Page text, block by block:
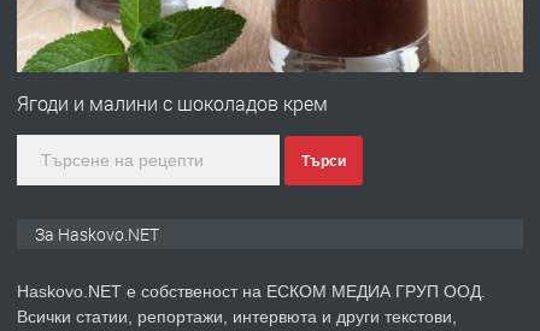
ПРЕДЛАГА
№4120 Магазин/Офис под наем в кв.
Любен Каравелов, Хасково-близо до
градската градина!
ПРЕДЛАГА
ПРОСТОРЕН ТРИСТАЕН
преди 3 дни
Ягоди и малини с шоколадов крем
Търси
За Haskovo.NET
Haskovo.NET е собственост на ЕСКОМ МЕДИА ГРУП ООД.
Всички статии, репортажи, интервюта и други текстови,